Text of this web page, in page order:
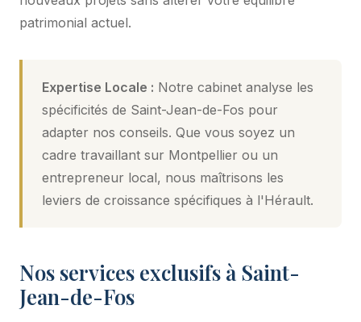
patrimonial actuel.
Expertise Locale : Notre cabinet analyse les
spécificités de Saint-Jean-de-Fos pour
adapter nos conseils. Que vous soyez un
cadre travaillant sur Montpellier ou un
entrepreneur local, nous maîtrisons les
leviers de croissance spécifiques à l'Hérault.
Nos services exclusifs à Saint-
Jean-de-Fos